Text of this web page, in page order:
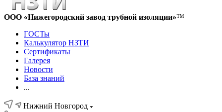
ООО «Нижегородский завод трубной изоляции»™
ГОСТы
Калькулятор НЗТИ
Сертификаты
Галерея
Новости
База знаний
...
Нижний Новгород